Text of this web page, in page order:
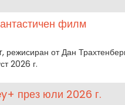
филм
от Дан
2026 г.
през юли 2026 г.